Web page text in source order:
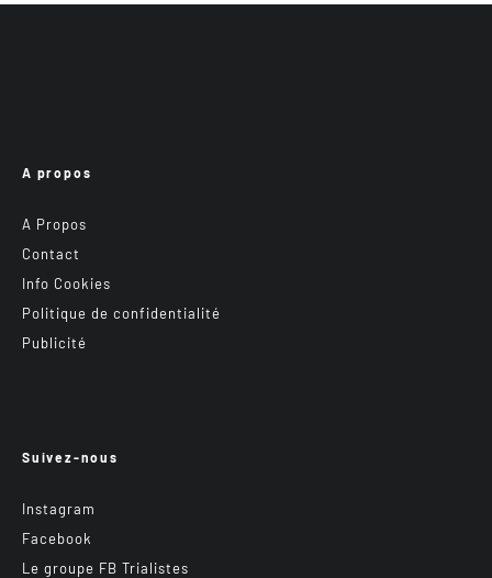
A propos
A Propos
Contact
Info Cookies
Politique de confidentialité
Publicité
Suivez-nous
Instagram
Facebook
Le groupe FB Trialistes